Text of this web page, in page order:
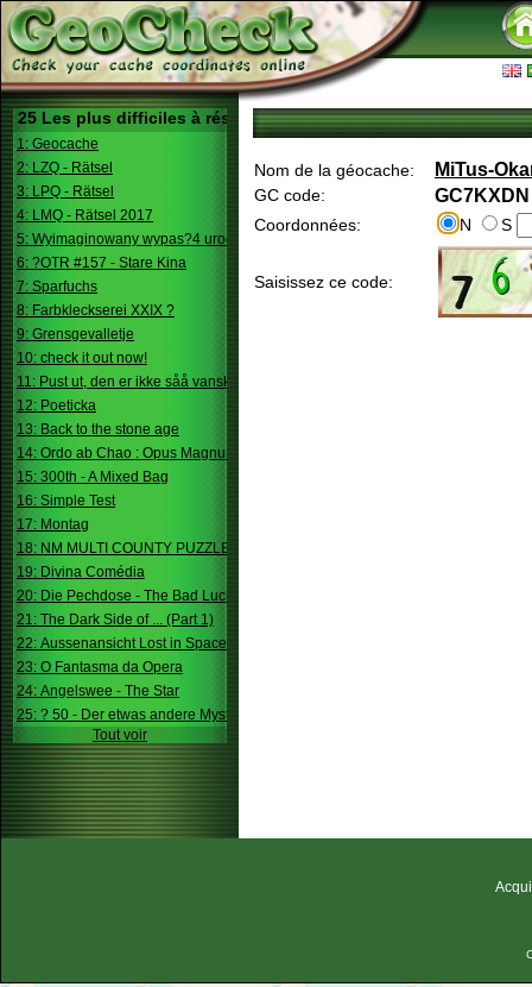
25 Les plus difficiles à résoudre
1: Geocache
2: LZQ - Rätsel
3: LPQ - Rätsel
4: LMQ - Rätsel 2017
5: Wyimaginowany wypas?4 urodziny
6: ?OTR #157 - Stare Kina
7: Sparfuchs
8: Farbkleckserei XXIX ?
9: Grensgevalletje
10: check it out now!
11: Pust ut, den er ikke såå vanskelig.
12: Poeticka
13: Back to the stone age
14: Ordo ab Chao : Opus Magnum
15: 300th - A Mixed Bag
16: Simple Test
17: Montag
18: NM MULTI COUNTY PUZZLE
19: Divina Comédia
20: Die Pechdose - The Bad Luck Box
21: The Dark Side of ... (Part 1)
22: Aussenansicht Lost in Space
23: O Fantasma da Opera
24: Angelswee - The Star
25: ? 50 - Der etwas andere Mystery
Tout voir
Nom de la géocache: MiTus-
GC code: GC7KXDN
Coordonnées: N S
Saisissez ce code: